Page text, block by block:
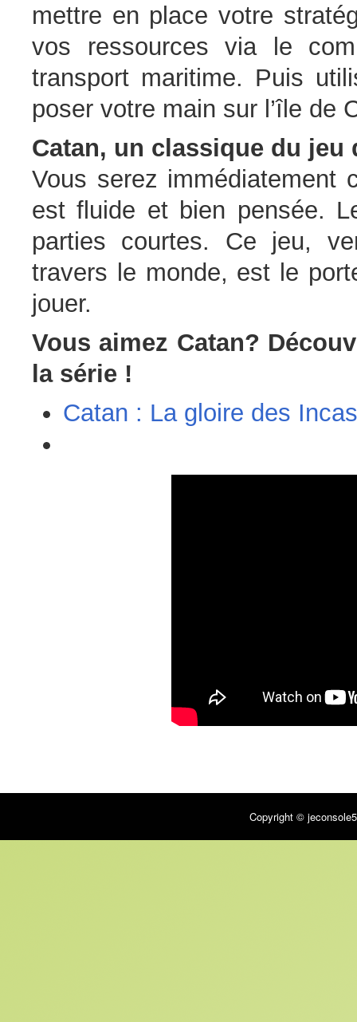
mettre en place votre
vos ressources via le
transport maritime. Puis
poser votre main sur l’île de
Catan, un classique du jeu
Vous serez immédiatement
est fluide et bien pensée.
parties courtes. Ce jeu,
travers le monde, est le
jouer.
Vous aimez Catan?
la série !
Catan : La gloire des Incas
Copyright ©